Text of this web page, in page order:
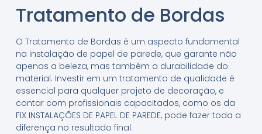
Tratamento de Bordas
O Tratamento de Bordas é um aspecto fundamental
na instalação de papel de parede, que garante não
apenas a beleza, mas também a durabilidade do
material. Investir em um tratamento de qualidade é
essencial para qualquer projeto de decoração, e
contar com profissionais capacitados, como os da
FIX INSTALAÇÕES DE PAPEL DE PAREDE, pode fazer toda a
diferença no resultado final.